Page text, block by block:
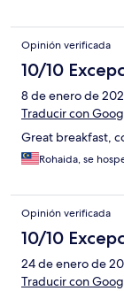
Opinión verificada
10/10
8 de enero de
Traducir con
Great breakfast,
Rohaida, se
Opinión verificada
10/10
24 de enero de
Traducir con